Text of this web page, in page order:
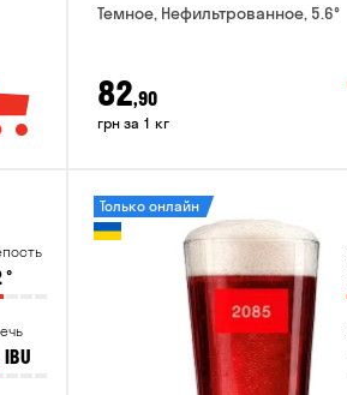
Темное, Нефильтрованное, 5.6°
82,90
грн за 1 кг
°
IBU
Только онлайн